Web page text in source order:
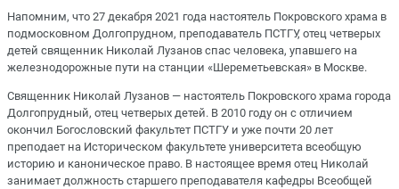
Напомним, что 27 декабря 2021 года настоятель Покровского храма в
подмосковном Долгопрудном, преподаватель ПСТГУ, отец четверых
детей священник Николай Лузанов спас человека, упавшего на
железнодорожные пути на станции «Шереметьевская» в Москве.
Священник Николай Лузанов — настоятель Покровского храма города
Долгопрудный, отец четверых детей. В 2010 году он с отличием
окончил Богословский факультет ПСТГУ и уже почти 20 лет
преподает на Историческом факультете университета всеобщую
историю и каноническое право. В настоящее время отец Николай
занимает должность старшего преподавателя кафедры Всеобщей